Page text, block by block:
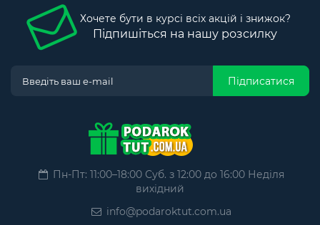
Хочете бути в курсі всіх акцій і знижок?
Підпишіться на нашу розсилку
Підписатися
Пн-Пт: 11:00–18:00 Суб. з 12:00 до 16:00 Неділя
вихідний
info@podaroktut.com.ua